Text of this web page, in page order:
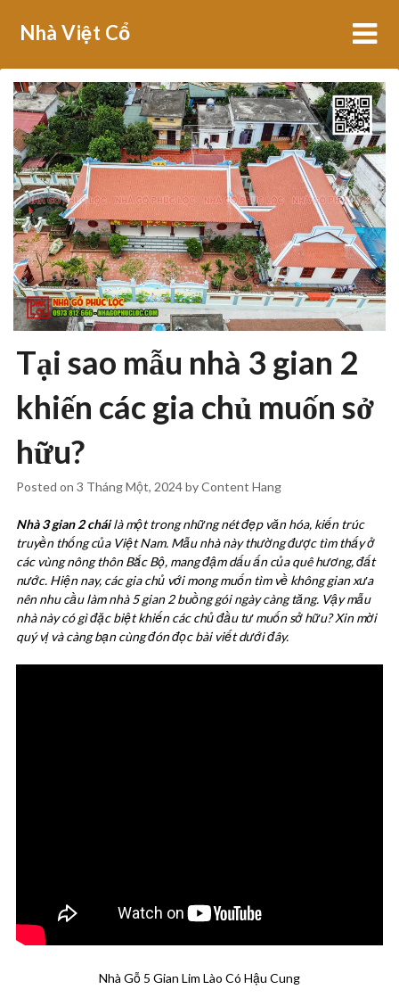
Nhà Việt Cổ
Tại sao mẫu nhà 3 gian 2
khiến các gia chủ muốn sở
hữu?
Posted on 3 Tháng Một, 2024byContent Hang
Nhà 3 gian 2 cháilà một trong những nét đẹp văn hóa, kiến trúc
truyền thống của Việt Nam. Mẫu nhà này thường được tìm thấy ở
các vùng nông thôn Bắc Bộ, mang đậm dấu ấn của quê hương, đất
nước. Hiện nay, các gia chủ với mong muốn tìm về không gian xưa
nên nhu cầu làm nhà 5 gian 2 buồng gói ngày càng tăng. Vậy mẫu
nhà này có gì đặc biệt khiến các chủ đầu tư muốn sở hữu? Xin mời
quý vị và càng bạn cùng đón đọc bài viết dưới đây.
Nhà Gỗ 5 Gian Lim Lào Có Hậu Cung